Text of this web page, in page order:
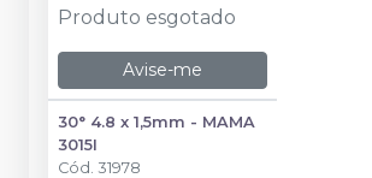
Produto esgotado
Avise-me
30° 4.8 x 1,5mm - MAMA
3015I
Cód. 31978